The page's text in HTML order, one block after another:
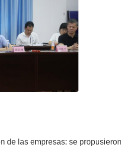
de las empresas: se propusieron